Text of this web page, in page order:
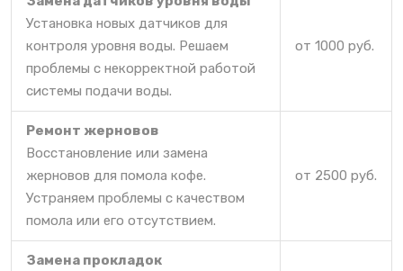
Установка новых датчиков для
контроля уровня воды. Решаем
проблемы с некорректной работой
системы подачи воды.
от 1000 руб.
Ремонт жерновов
Восстановление или замена
жерновов для помола кофе.
Устраняем проблемы с качеством
помола или его отсутствием.
от 2500 руб.
Замена прокладок